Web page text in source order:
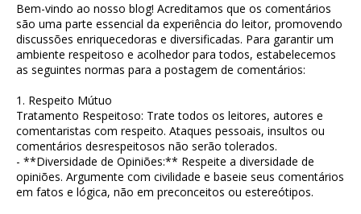
Bem-vindo ao nosso blog! Acreditamos que os comentários
são uma parte essencial da experiência do leitor, promovendo
discussões enriquecedoras e diversificadas. Para garantir um
ambiente respeitoso e acolhedor para todos, estabelecemos
as seguintes normas para a postagem de comentários:
1. Respeito Mútuo
Tratamento Respeitoso: Trate todos os leitores, autores e
comentaristas com respeito. Ataques pessoais, insultos ou
comentários desrespeitosos não serão tolerados.
- **Diversidade de Opiniões:** Respeite a diversidade de
opiniões. Argumente com civilidade e baseie seus comentários
em fatos e lógica, não em preconceitos ou estereótipos.